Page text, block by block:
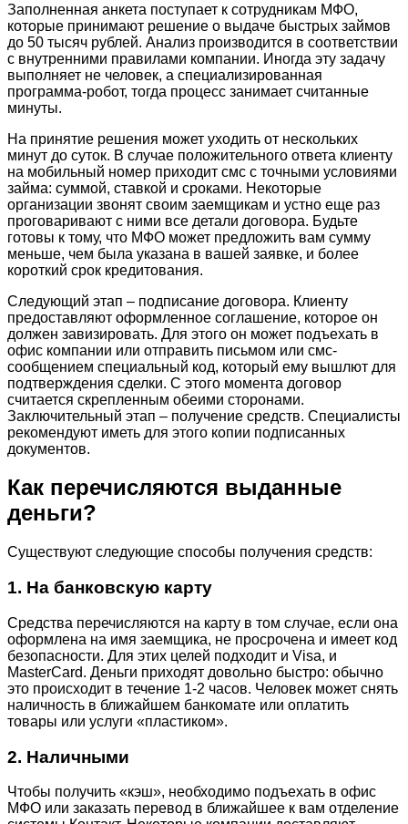
Заполненная анкета поступает к сотрудникам МФО,
которые принимают решение о выдаче быстрых займов
до 50 тысяч рублей. Анализ производится в соответствии
с внутренними правилами компании. Иногда эту задачу
выполняет не человек, а специализированная
программа-робот, тогда процесс занимает считанные
минуты.
На принятие решения может уходить от нескольких
минут до суток. В случае положительного ответа клиенту
на мобильный номер приходит смс с точными условиями
займа: суммой, ставкой и сроками. Некоторые
организации звонят своим заемщикам и устно еще раз
проговаривают с ними все детали договора. Будьте
готовы к тому, что МФО может предложить вам сумму
меньше, чем была указана в вашей заявке, и более
короткий срок кредитования.
Следующий этап – подписание договора. Клиенту
предоставляют оформленное соглашение, которое он
должен завизировать. Для этого он может подъехать в
офис компании или отправить письмом или смс-
сообщением специальный код, который ему вышлют для
подтверждения сделки. С этого момента договор
считается скрепленным обеими сторонами.
Заключительный этап – получение средств. Специалисты
рекомендуют иметь для этого копии подписанных
документов.
Как перечисляются выданные
деньги?
Существуют следующие способы получения средств:
1. На банковскую карту
Средства перечисляются на карту в том случае, если она
оформлена на имя заемщика, не просрочена и имеет код
безопасности. Для этих целей подходит и Visa, и
MasterCard. Деньги приходят довольно быстро: обычно
это происходит в течение 1-2 часов. Человек может снять
наличность в ближайшем банкомате или оплатить
товары или услуги «пластиком».
2. Наличными
Чтобы получить «кэш», необходимо подъехать в офис
МФО или заказать перевод в ближайшее к вам отделение